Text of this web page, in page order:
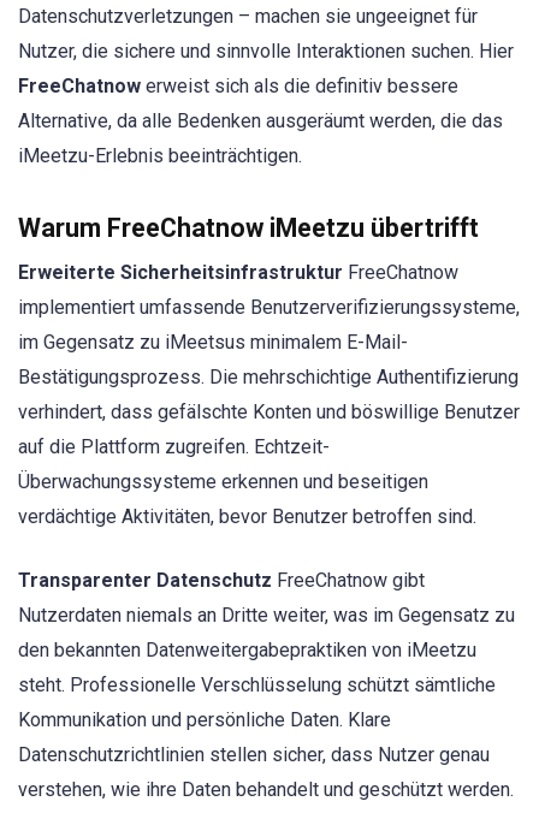
Datenschutzverletzungen – machen sie ungeeignet für
Nutzer, die sichere und sinnvolle Interaktionen suchen. Hier
FreeChatnow erweist sich als die definitiv bessere
Alternative, da alle Bedenken ausgeräumt werden, die das
iMeetzu-Erlebnis beeinträchtigen.
Warum FreeChatnow iMeetzu übertrifft
Erweiterte Sicherheitsinfrastruktur FreeChatnow
implementiert umfassende Benutzerverifizierungssysteme,
im Gegensatz zu iMeetsus minimalem E-Mail-
Bestätigungsprozess. Die mehrschichtige Authentifizierung
verhindert, dass gefälschte Konten und böswillige Benutzer
auf die Plattform zugreifen. Echtzeit-
Überwachungssysteme erkennen und beseitigen
verdächtige Aktivitäten, bevor Benutzer betroffen sind.
Transparenter Datenschutz FreeChatnow gibt
Nutzerdaten niemals an Dritte weiter, was im Gegensatz zu
den bekannten Datenweitergabepraktiken von iMeetzu
steht. Professionelle Verschlüsselung schützt sämtliche
Kommunikation und persönliche Daten. Klare
Datenschutzrichtlinien stellen sicher, dass Nutzer genau
verstehen, wie ihre Daten behandelt und geschützt werden.